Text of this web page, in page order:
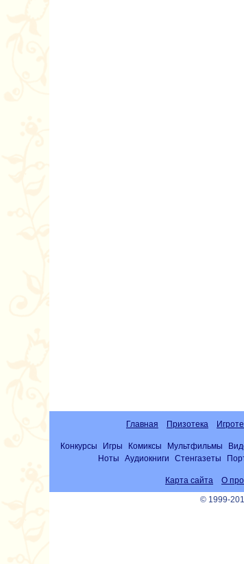
Главная Призотека
Конкурсы Игры Комиксы Мультфильмы
Ноты
Аудиокниги Стенгазеты
Карта сайта О
© 1999-